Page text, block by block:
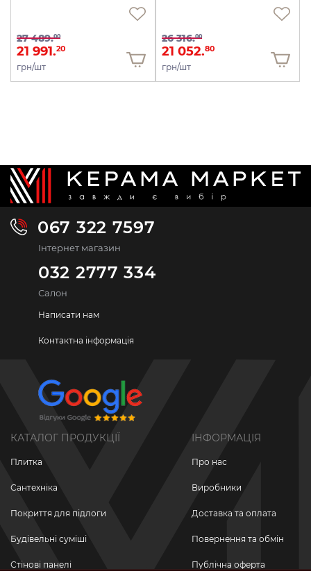
27 489.00
21 991.20
грн/шт
26 316.00
21 052.80
грн/шт
067 322 7597
Інтернет магазин
032 2777 334
Салон
Написати нам
Контактна інформація
КАТАЛОГ ПРОДУКЦІЇ
Плитка
Сантехніка
Покриття для підлоги
Будівельні суміші
Стінові панелі
ІНФОРМАЦІЯ
Про нас
Виробники
Доставка та оплата
Повернення та обмін
Публічна оферта